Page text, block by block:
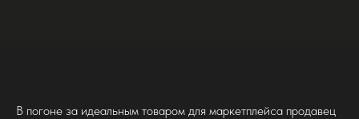
В погоне за идеальным товаром для маркетплейса продавец